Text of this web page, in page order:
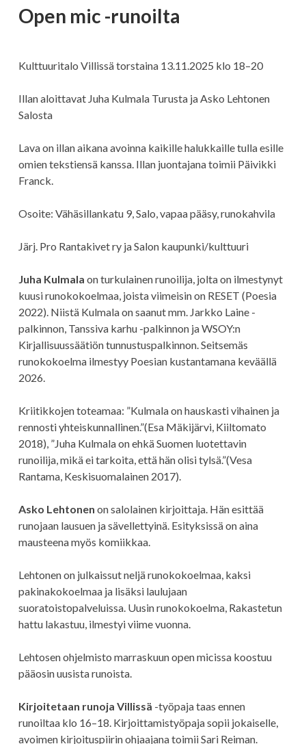
Open mic -runoilta
Kulttuuritalo Villissä torstaina 13.11.2025 klo 18–20
Illan aloittavat Juha Kulmala Turusta ja Asko Lehtonen
Salosta
Lava on illan aikana avoinna kaikille halukkaille tulla esille
omien tekstiensä kanssa. Illan juontajana toimii Päivikki
Franck.
Osoite: Vähäsillankatu 9, Salo, vapaa pääsy, runokahvila
Järj. Pro Rantakivet ry ja Salon kaupunki/kulttuuri
Juha Kulmala on turkulainen runoilija, jolta on ilmestynyt
kuusi runokokoelmaa, joista viimeisin on RESET (Poesia
2022). Niistä Kulmala on saanut mm. Jarkko Laine -
palkinnon, Tanssiva karhu -palkinnon ja WSOY:n
Kirjallisuussäätiön tunnustuspalkinnon. Seitsemäs
runokokoelma ilmestyy Poesian kustantamana keväällä
2026.
Kriitikkojen toteamaa: ”Kulmala on hauskasti vihainen ja
rennosti yhteiskunnallinen.”(Esa Mäkijärvi, Kiiltomato
2018), ”Juha Kulmala on ehkä Suomen luotettavin
runoilija, mikä ei tarkoita, että hän olisi tylsä.”(Vesa
Rantama, Keskisuomalainen 2017).
Asko Lehtonen on salolainen kirjoittaja. Hän esittää
runojaan lausuen ja sävellettyinä. Esityksissä on aina
mausteena myös komiikkaa.
Lehtonen on julkaissut neljä runokokoelmaa, kaksi
pakinakokoelmaa ja lisäksi laulujaan
suoratoistopalveluissa. Uusin runokokoelma, Rakastetun
hattu lakastuu, ilmestyi viime vuonna.
Lehtosen ohjelmisto marraskuun open micissa koostuu
pääosin uusista runoista.
Kirjoitetaan runoja Villissä -työpaja taas ennen
runoiltaa klo 16–18. Kirjoittamistyöpaja sopii jokaiselle,
avoimen kirjoituspiirin ohjaajana toimii Sari Reiman.